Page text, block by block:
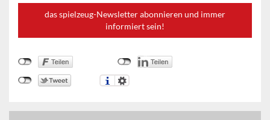
das spielzeug-Newsletter abonnieren und immer
informiert sein!